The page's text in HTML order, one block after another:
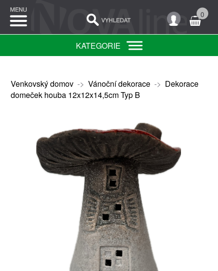
0
KATEGORIE
Venkovský domov-> Vánoční dekorace-> Dekorace
domeček houba 12x12x14,5cm Typ B